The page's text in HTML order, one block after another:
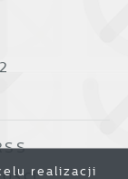
realizacji